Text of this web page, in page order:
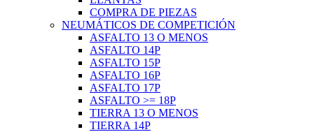
COMPRA DE PIEZAS
NEUMÁTICOS DE COMPETICIÓN
ASFALTO 13 O MENOS
ASFALTO 14P
ASFALTO 15P
ASFALTO 16P
ASFALTO 17P
ASFALTO >= 18P
TIERRA 13 O MENOS
TIERRA 14P